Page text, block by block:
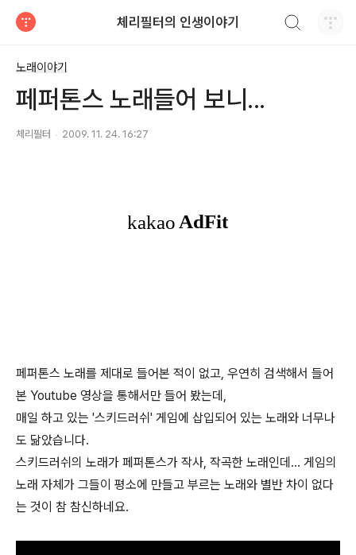
체리필터의 인생이야기
노래이야기
페퍼톤스 노래들어 보니...
체리필터 2009. 11. 24. 16:27
페퍼톤스 노래를 제대로 들어본 적이 없고, 우연히 검색해서 들어
본 Youtube 영상을 통해서만 들어 봤는데,
매일 하고 있는 '스키드러쉬' 게임에 삽입되어 있는 노래와 너무나
도 닮았습니다.
스키드러쉬의 노래가 페퍼톤스가 작사, 작곡한 노래인데... 게임의
노래 자체가 그들이 평소에 만들고 부르는 노래와 별반 차이 없다
는 것이 참 참신하네요.